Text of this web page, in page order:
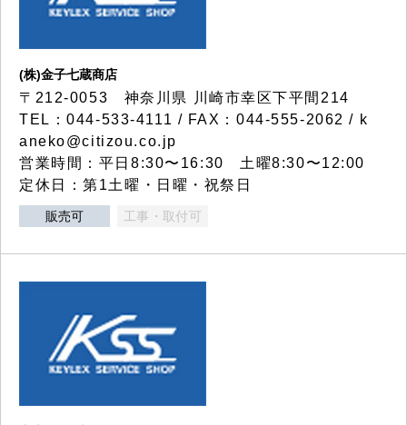
(株)金子七蔵商店
〒212-0053 神奈川県 川崎市幸区下平間214
TEL：044-533-4111 / FAX：044-555-2062 / k
aneko@citizou.co.jp
営業時間：平日8:30〜16:30 土曜8:30〜12:00
定休日：第1土曜・日曜・祝祭日
販売可 工事・取付可